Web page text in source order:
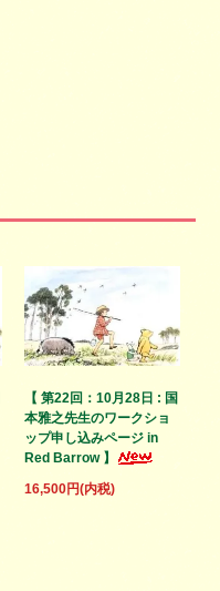
【 第22回：10月28日 : 国
本雅之先生のワークショ
ップ申し込みページ in
Red Barrow 】
16,500円(内税)